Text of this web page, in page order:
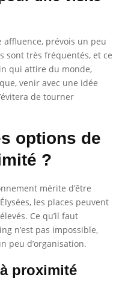
prévois un peu
sont très fréquentés, et ce
qui attire du monde,
venir avec une idée
de tourner
options de
?
mérite d’être
les places peuvent
Ce qu’il faut
n’est pas impossible,
peu d’organisation.
proximité